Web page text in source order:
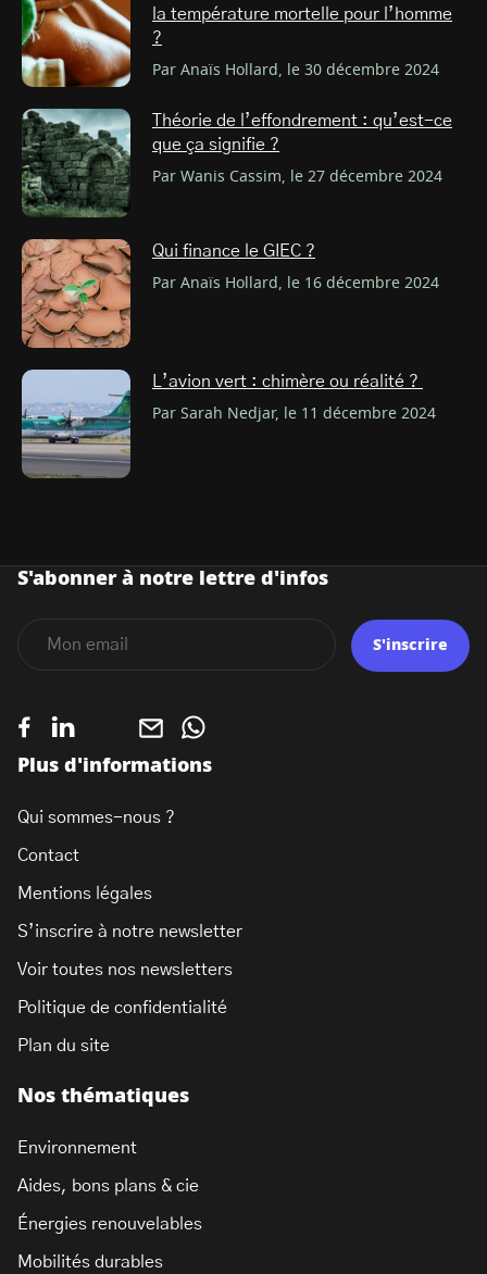
la température mortelle pour l’homme
?
Par Anaïs Hollard, le 30 décembre 2024
Théorie de l’effondrement : qu’est-ce
que ça signifie ?
Par Wanis Cassim, le 27 décembre 2024
Qui finance le GIEC ?
Par Anaïs Hollard, le 16 décembre 2024
L’avion vert : chimère ou réalité ?
Par Sarah Nedjar, le 11 décembre 2024
Nos thématiques
Environnement
Aides, bons plans & cie
Énergies renouvelables
Mobilités durables
Plus d'informations
Qui sommes-nous ?
Contact
Mentions légales
S’inscrire à notre newsletter
Voir toutes nos newsletters
Politique de confidentialité
Plan du site
S'abonner à notre lettre d'infos
S'inscrire